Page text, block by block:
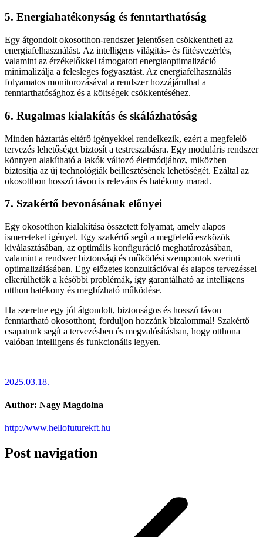
5. Energiahatékonyság és fenntarthatóság
Egy átgondolt okosotthon-rendszer jelentősen csökkentheti az
energiafelhasználást. Az intelligens világítás- és fűtésvezérlés,
valamint az érzékelőkkel támogatott energiaoptimalizáció
minimalizálja a felesleges fogyasztást. Az energiafelhasználás
folyamatos monitorozásával a rendszer hozzájárulhat a
fenntarthatósághoz és a költségek csökkentéséhez.
6. Rugalmas kialakítás és skálázhatóság
Minden háztartás eltérő igényekkel rendelkezik, ezért a megfelelő
tervezés lehetőséget biztosít a testreszabásra. Egy moduláris rendszer
könnyen alakítható a lakók változó életmódjához, miközben
biztosítja az új technológiák beillesztésének lehetőségét. Ezáltal az
okosotthon hosszú távon is releváns és hatékony marad.
7. Szakértő bevonásának előnyei
Egy okosotthon kialakítása összetett folyamat, amely alapos
ismereteket igényel. Egy szakértő segít a megfelelő eszközök
kiválasztásában, az optimális konfiguráció meghatározásában,
valamint a rendszer biztonsági és működési szempontok szerinti
optimalizálásában. Egy előzetes konzultációval és alapos tervezéssel
elkerülhetők a későbbi problémák, így garantálható az intelligens
otthon hatékony és megbízható működése.
Ha szeretne egy jól átgondolt, biztonságos és hosszú távon
fenntartható okosotthont, forduljon hozzánk bizalommal! Szakértő
csapatunk segít a tervezésben és megvalósításban, hogy otthona
valóban intelligens és funkcionális legyen.
2025.03.18.
Author: Nagy Magdolna
http://www.hellofuturekft.hu
Post navigation